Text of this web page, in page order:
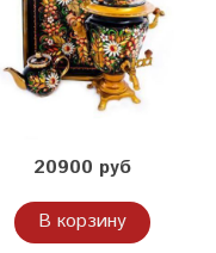
20900 руб
В корзину